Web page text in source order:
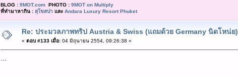
BLOG : 9MOT.comPHOTO : 9MOT on Multiply
ที่ทำมาหากิน : สุโขสปา และ Andara Luxury Resort Phuket
Re: ประมวลภาพทริป Austria & Swiss (แถมด้วย Germany นิดโหน่ย)
« ตอบ #133 เมื่อ:04 มิถุนายน 2554, 09:26:38 »